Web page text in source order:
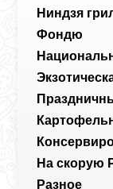
Ниндзя
Фондю
На скорую
Разное